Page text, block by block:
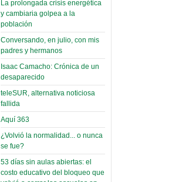
Leer Más...
Trabajo Social de la UMSA
volverá a las urnas para elegir a
su directora
Sábado, 14 Octubre 2023
Leer Más...
Candidatos del MAS se
presentarán en la UMSA
Jueves, 14 Septiembre 2023
Leer Más...
Carrera de Geografía realiza
Segundo Congreso Nacional
Viernes, 14 Octubre 2022
Leer Más...
Read more...
Infierno Covid
parte VI:
Gabinete de
Áñez se atribuye
construcción de
hospitales
prefabricados en
la que no tuvo
participación;
más de 24 horas
después rectifica
La prolongada crisis energética
y cambiaria golpea a la
población
Conversando, en julio, con mis
padres y hermanos
Isaac Camacho: Crónica de un
desaparecido
teleSUR, alternativa noticiosa
fallida
Aquí 363
¿Volvió la normalidad... o nunca
se fue?
53 días sin aulas abiertas: el
costo educativo del bloqueo que